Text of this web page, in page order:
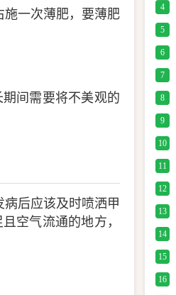
一次薄肥，要薄肥
间需要将不美观的
后应该及时喷洒甲
空气流通的地方，
4
5
6
7
8
9
10
11
12
13
14
15
16